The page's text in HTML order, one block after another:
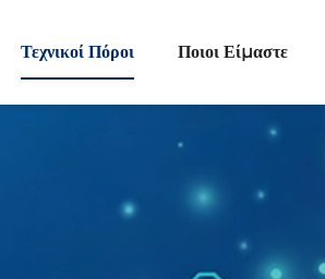
Τεχνικοί Πόροι Ποιοι Είμαστε